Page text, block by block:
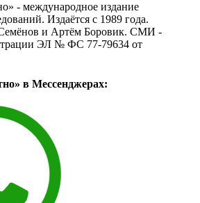
- международное издание
Издаётся с 1989 года.
и Артём Боровик. CМИ -
ЭЛ № ФС 77-79634 от
в Мессенджерах: